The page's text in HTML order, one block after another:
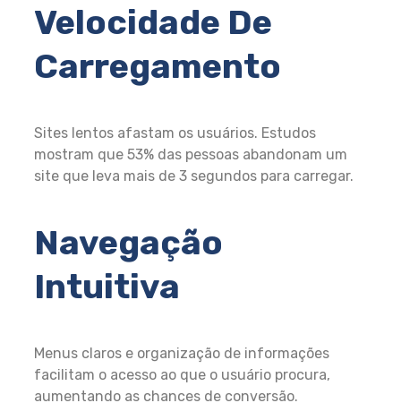
Velocidade De
Carregamento
Sites lentos afastam os usuários. Estudos
mostram que 53% das pessoas abandonam um
site que leva mais de 3 segundos para carregar.
Navegação
Intuitiva
Menus claros e organização de informações
facilitam o acesso ao que o usuário procura,
aumentando as chances de conversão.